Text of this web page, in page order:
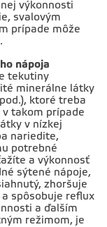
výkonnosti
svalovým
prípade môže
nápoja
tekutiny
minerálne látky
ktoré treba
v takom prípade
v nízkej
nariedite,
potrebné
a výkonnosť
sýtené nápoje,
zhoršuje
spôsobuje reflux
a ďalším
režimom, je